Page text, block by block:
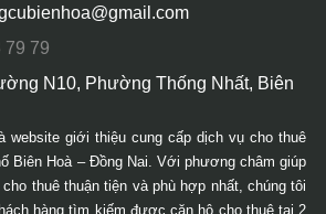
79 79
N10, Phường Thống Nhất, Biên
website giới thiệu cung cấp dịch vụ cho thuê
Biên Hoà – Đồng Nai. Với phương châm giúp
thuê thuận tiện và phù hợp nhất, chúng tôi
hàng tìm kiếm được căn hộ cho thuê tại 2